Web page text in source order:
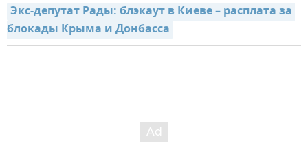
Экс-депутат Рады: блэкаут в Киеве – расплата за
блокады Крыма и Донбасса